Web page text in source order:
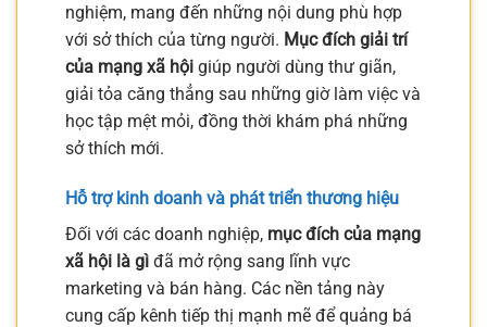
nghiệm, mang đến những nội dung phù hợp
với sở thích của từng người. Mục đích giải trí
của mạng xã hội giúp người dùng thư giãn,
giải tỏa căng thẳng sau những giờ làm việc và
học tập mệt mỏi, đồng thời khám phá những
sở thích mới.
Hỗ trợ kinh doanh và phát triển thương hiệu
Đối với các doanh nghiệp, mục đích của mạng
xã hội là gì đã mở rộng sang lĩnh vực
marketing và bán hàng. Các nền tảng này
cung cấp kênh tiếp thị mạnh mẽ để quảng bá